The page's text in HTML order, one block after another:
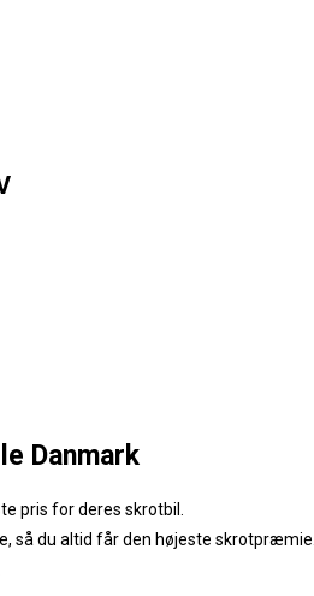
Danmark
pris for deres skrotbil.
så du altid får den højeste skrotpræmie.